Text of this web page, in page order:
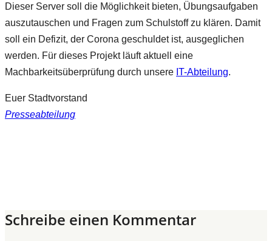
Dieser Server soll die Möglichkeit bieten, Übungsaufgaben
auszutauschen und Fragen zum Schulstoff zu klären. Damit
soll ein Defizit, der Corona geschuldet ist, ausgeglichen
werden. Für dieses Projekt läuft aktuell eine
Machbarkeitsüberprüfung durch unsere IT-Abteilung.
Euer Stadtvorstand
Presseabteilung
Schreibe einen Kommentar